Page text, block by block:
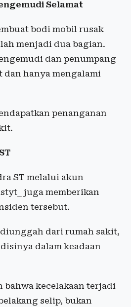
Selamat
bodi mobil rusak
menjadi dua bagian.
dan penumpang
dan hanya mengalami
penanganan
ST melalui akun
juga memberikan
tersebut.
dari rumah sakit,
dalam keadaan
bahwa kecelakaan terjadi
selip, bukan